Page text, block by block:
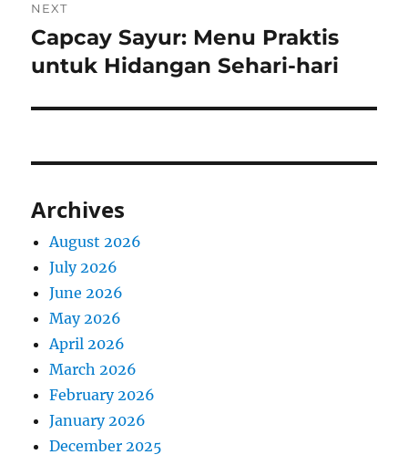
NEXT
Next
post:
Capcay Sayur: Menu Praktis
untuk Hidangan Sehari-hari
Archives
August 2026
July 2026
June 2026
May 2026
April 2026
March 2026
February 2026
January 2026
December 2025